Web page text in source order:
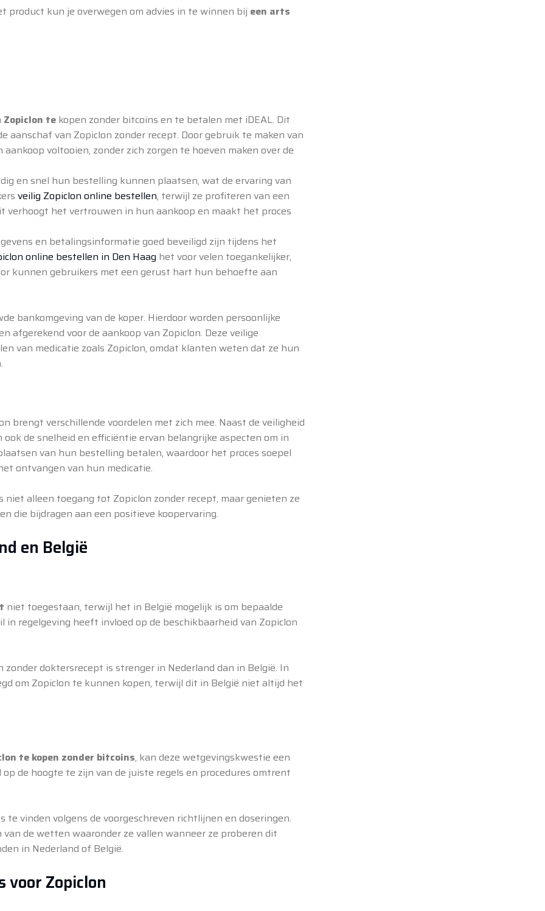
kun je overwegen om advies in te winnen bij een arts
Zopiclon te kopen zonder bitcoins en te betalen met iDEAL. Dit
van Zopiclon zonder recept. Door gebruik te maken van
voltooien, zonder zich zorgen te hoeven maken over de
en snel hun bestelling kunnen plaatsen, wat de ervaring van
veilig Zopiclon online bestellen, terwijl ze profiteren van een
het vertrouwen in hun aankoop en maakt het proces
en betalingsinformatie goed beveiligd zijn tijdens het
online bestellen in Den Haag het voor velen toegankelijker,
kunnen gebruikers met een gerust hart hun behoefte aan
bankomgeving van de koper. Hierdoor worden persoonlijke
afgerekend voor de aankoop van Zopiclon. Deze veilige
van medicatie zoals Zopiclon, omdat klanten weten dat ze hun
brengt verschillende voordelen met zich mee. Naast de veiligheid
de snelheid en efficiëntie ervan belangrijke aspecten om in
van hun bestelling betalen, waardoor het proces soepel
ontvangen van hun medicatie.
alleen toegang tot Zopiclon zonder recept, maar genieten ze
die bijdragen aan een positieve koopervaring.
en België
niet toegestaan, terwijl het in België mogelijk is om bepaalde
regelgeving heeft invloed op de beschikbaarheid van Zopiclon
doktersrecept is strenger in Nederland dan in België. In
om Zopiclon te kunnen kopen, terwijl dit in België niet altijd het
te kopen zonder bitcoins, kan deze wetgevingskwestie een
de hoogte te zijn van de juiste regels en procedures omtrent
vinden volgens de voorgeschreven richtlijnen en doseringen.
de wetten waaronder ze vallen wanneer ze proberen dit
in Nederland of België.
Zopiclon